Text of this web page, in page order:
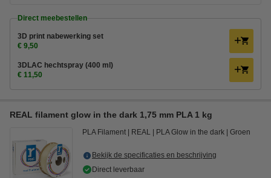
Direct meebestellen
3D print nabewerking set
€ 9,50
3DLAC hechtspray (400 ml)
€ 11,50
REAL filament glow in the dark 1,75 mm PLA 1 kg
PLA Filament REAL PLA Glow in the dark Groen
Bekijk de specificaties en beschrijving
Direct leverbaar